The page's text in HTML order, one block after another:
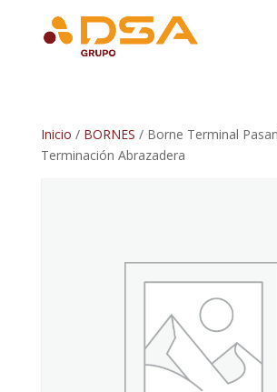
Inicio / BORNES / Borne Terminal
Terminación Abrazadera